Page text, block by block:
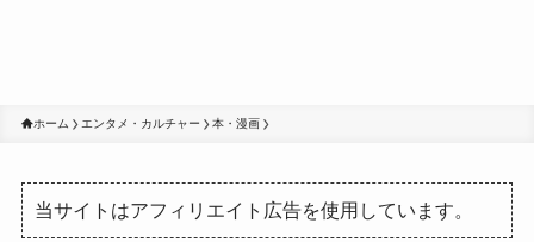
ホーム エンタメ・カルチャー 本・漫画
当サイトはアフィリエイト広告を使用しています。